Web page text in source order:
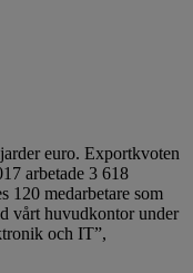
euro. Exportkvoten
arbetade 3 618
120 medarbetare som
vårt huvudkontor under
och IT”,